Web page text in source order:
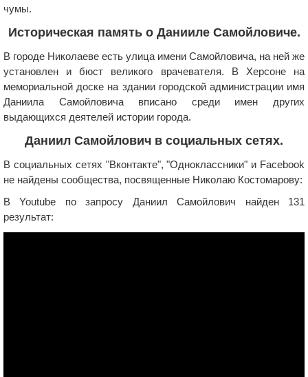
чумы.
Историческая память о Данииле Самойловиче.
В городе Николаеве есть улица имени Самойловича, на ней же
установлен и бюст великого врачевателя. В Херсоне на
мемориальной доске на здании городской администрации имя
Даниила Самойловича вписано среди имен других
выдающихся деятелей истории города.
Даниил Самойлович в социальных сетях.
В социальных сетях "Вконтакте", "Одноклассники" и Facebook
не найдены сообщества, посвященные Николаю Костомарову:
В Youtube по запросу Даниил Самойлович найден 131
результат: